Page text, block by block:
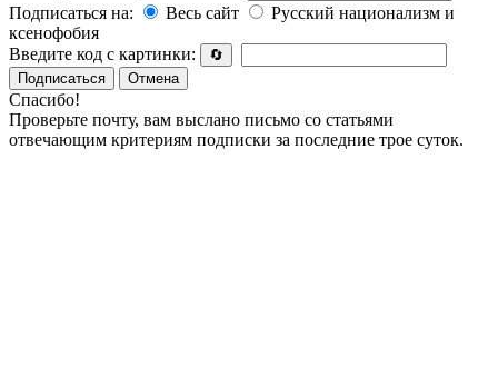
Подписаться на:
Весь сайт
Русский национализм и
ксенофобия
Введите код с картинки:
🔄
Подписаться
Отмена
Спасибо!
Проверьте почту, вам выслано письмо со статьями
отвечающим критериям подписки за последние трое суток.